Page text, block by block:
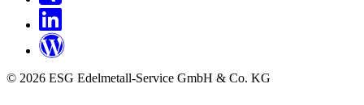
© 2026 ESG Edelmetall-Service GmbH & Co. KG